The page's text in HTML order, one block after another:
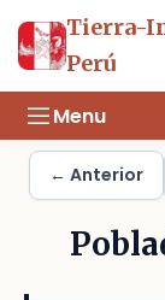
Tierra-
Perú
Menu
← Anterior